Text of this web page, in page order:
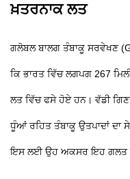
ਖ਼ਤਰਨਾਕ ਲਤ
ਗਲੋਬਲ ਬਾਲਗ ਤੰਬਾਕੂ ਸਰਵੇਖਣ
ਕਿ ਭਾਰਤ ਵਿੱਚ ਲਗਪਗ 267
ਲਤ ਵਿੱਚ ਫਸੇ ਹੋਏ ਹਨ। ਵੱਡੀ
ਧੂੰਆਂ ਰਹਿਤ ਤੰਬਾਕੂ ਉਤਪਾਦਾਂ ਦਾ
ਇਸ ਲਈ ਉਹ ਅਕਸਰ ਇਹ ਗਲਤ